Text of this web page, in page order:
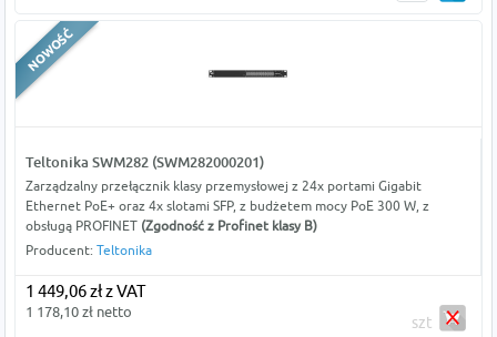
Teltonika SWM282 (SWM282000201)
Zarządzalny przełącznik klasy przemysłowej z 24x portami Gigabit
Ethernet PoE+ oraz 4x slotami SFP, z budżetem mocy PoE 300 W, z
obsługą PROFINET (Zgodność z Profinet klasy B)
Producent: Teltonika
1 449,06 zł z VAT
1 178,10 zł netto
szt